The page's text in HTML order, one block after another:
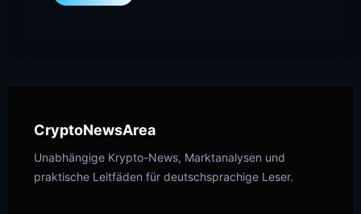
CryptoNewsArea
Unabhängige Krypto-News, Marktanalysen und
praktische Leitfäden für deutschsprachige Leser.